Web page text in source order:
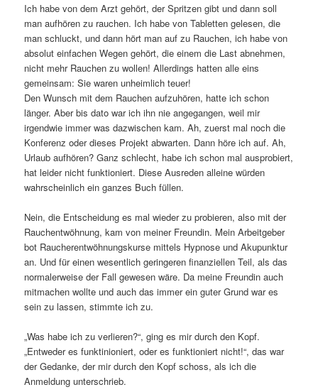
Ich habe von dem Arzt gehört, der Spritzen gibt und dann soll
man aufhören zu rauchen. Ich habe von Tabletten gelesen, die
man schluckt, und dann hört man auf zu Rauchen, ich habe von
absolut einfachen Wegen gehört, die einem die Last abnehmen,
nicht mehr Rauchen zu wollen! Allerdings hatten alle eins
gemeinsam: Sie waren unheimlich teuer!
Den Wunsch mit dem Rauchen aufzuhören, hatte ich schon
länger. Aber bis dato war ich ihn nie angegangen, weil mir
irgendwie immer was dazwischen kam. Ah, zuerst mal noch die
Konferenz oder dieses Projekt abwarten. Dann höre ich auf. Ah,
Urlaub aufhören? Ganz schlecht, habe ich schon mal ausprobiert,
hat leider nicht funktioniert. Diese Ausreden alleine würden
wahrscheinlich ein ganzes Buch füllen.
Nein, die Entscheidung es mal wieder zu probieren, also mit der
Rauchentwöhnung, kam von meiner Freundin. Mein Arbeitgeber
bot Raucherentwöhnungskurse mittels Hypnose und Akupunktur
an. Und für einen wesentlich geringeren finanziellen Teil, als das
normalerweise der Fall gewesen wäre. Da meine Freundin auch
mitmachen wollte und auch das immer ein guter Grund war es
sein zu lassen, stimmte ich zu.
„Was habe ich zu verlieren?“, ging es mir durch den Kopf.
„Entweder es funktinioniert, oder es funktioniert nicht!“, das war
der Gedanke, der mir durch den Kopf schoss, als ich die
Anmeldung unterschrieb.